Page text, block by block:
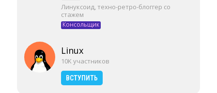
Линуксоид, техно-ретро-блоггер со
стажем
Консольщик
Linux
10K участников
ВСТУПИТЬ